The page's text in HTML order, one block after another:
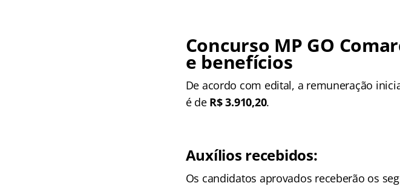
Concurso MP GO
e benefícios
De acordo com edital, a remuneração
é de R$ 3.910,20.
Auxílios recebidos:
Os candidatos aprovados receberão os